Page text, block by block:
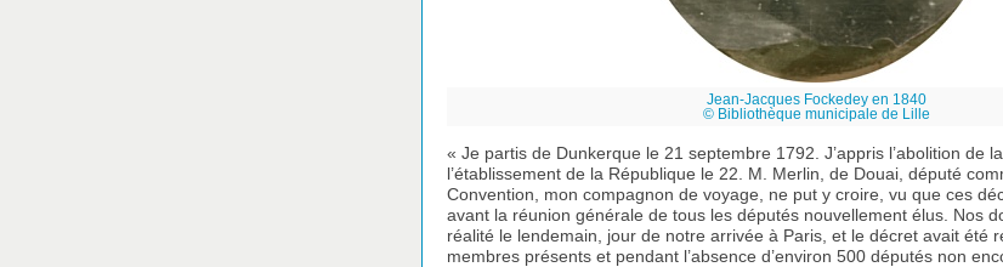
Jean-Jacques Fockedey en 1840
© Bibliothèque municipale de Lille
« Je partis de Dunkerque le 21 septembre 1792. J’appris l’abolition de
l’établissement de la République le 22. M. Merlin, de Douai, député
Convention, mon compagnon de voyage, ne put y croire, vu que ces
avant la réunion générale de tous les députés nouvellement élus. Nos
réalité le lendemain, jour de notre arrivée à Paris, et le décret avait été
membres présents et pendant l’absence d’environ 500 députés non